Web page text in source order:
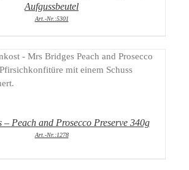
Aufgussbeutel
Art.-Nr.:5301
– Peach and Prosecco Preserve 340g
Art.-Nr.:1278